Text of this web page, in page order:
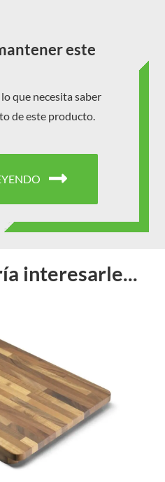
este
que necesita saber
de este producto.
interesarle...